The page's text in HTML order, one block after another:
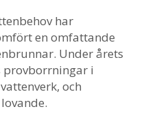
har
en omfattande
Under årets
provborrningar i
och